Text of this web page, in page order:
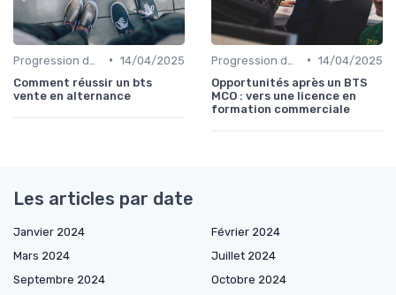
• 14/04/2025
Comment réussir un bts
vente en alternance
• 14/04/2025
Opportunités après un BTS
MCO : vers une licence en
formation commerciale
Les articles par date
Janvier 2024
Février 2024
Mars 2024
Juillet 2024
Septembre 2024
Octobre 2024